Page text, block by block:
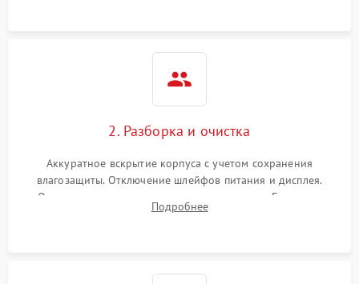
2. Разборка и очистка
Аккуратное вскрытие корпуса с учетом сохранения
влагозащиты. Отключение шлейфов питания и дисплея.
Очистка внутренних плат от окислов и пыли. Бережная
обработка германиевого объектива специализированными
Подробнее